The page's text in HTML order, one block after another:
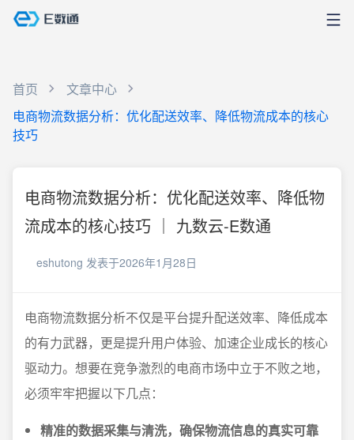
首页
文章中心
电商物流数据分析：优化配送效率、降低物流成本的核心
技巧
电商物流数据分析：优化配送效率、降低物
流成本的核心技巧 ｜ 九数云-E数通
eshutong 发表于2026年1月28日
电商物流数据分析不仅是平台提升配送效率、降低成本
的有力武器，更是提升用户体验、加速企业成长的核心
驱动力。想要在竞争激烈的电商市场中立于不败之地，
必须牢牢把握以下几点：
精准的数据采集与清洗，确保物流信息的真实可靠